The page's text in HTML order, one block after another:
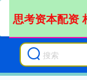
思考资本配资